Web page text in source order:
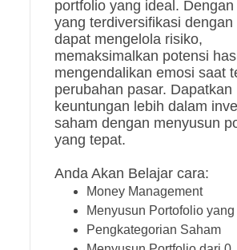
portfolio yang ideal.
yang terdiversifikasi dengan
dapat mengelola risiko,
memaksimalkan potensi
mengendalikan emosi saat
perubahan pasar. Dapatkan
keuntungan lebih dalam
saham dengan menyusun
yang tepat.
Anda Akan Belajar cara:
Money Management
Menyusun Portofolio yang
Pengkategorian Saham